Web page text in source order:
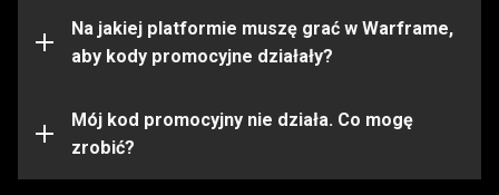
Na jakiej platformie muszę grać w Warframe,
aby kody promocyjne działały?
kodu upewnij się, że jesteś zalogowany na konto
Warframe na właściwej platformie.
Mój kod promocyjny nie działa. Co mogę
zrobić?
wykorzystany. Aby uzyskać dalszą pomoc, prosimy
skontaktować się z